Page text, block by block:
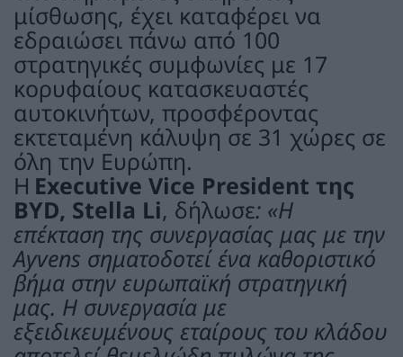
μίσθωσης, έχει καταφέρει να
εδραιώσει πάνω από 100
στρατηγικές συμφωνίες με 17
κορυφαίους κατασκευαστές
αυτοκινήτων, προσφέροντας
εκτεταμένη κάλυψη σε 31 χώρες σε
όλη την Ευρώπη.
Η Executive Vice President της
BYD, Stella Li, δήλωσε: «Η
επέκταση της συνεργασίας μας με την
Ayvens σηματοδοτεί ένα καθοριστικό
βήμα στην ευρωπαϊκή στρατηγική
μας. Η συνεργασία με
εξειδικευμένους εταίρους του κλάδου